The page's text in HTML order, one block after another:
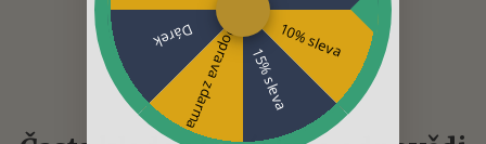
10% sleva
15% sleva
Doprava zdarma
Dárek